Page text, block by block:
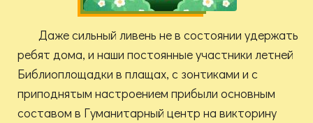
Даже сильный ливень не в состоянии удержать
ребят дома, и наши постоянные участники летней
Библиоплощадки в плащах, с зонтиками и с
приподнятым настроением прибыли основным
составом в Гуманитарный центр на викторину